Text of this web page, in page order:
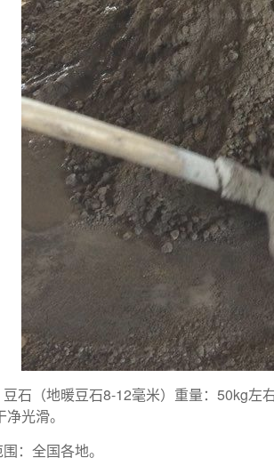
豆石（地暖豆石8-12毫米）重量：50kg左
光滑。
：全国各地。